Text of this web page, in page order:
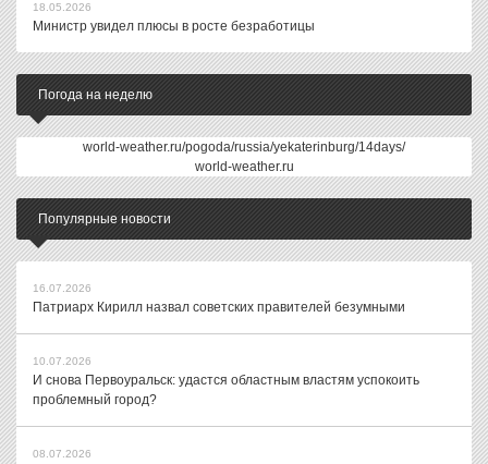
18.05.2026
Министр увидел плюсы в росте безработицы
Погода на неделю
world-weather.ru/pogoda/russia/yekaterinburg/14days/
world-weather.ru
Популярные новости
16.07.2026
Патриарх Кирилл назвал советских правителей безумными
10.07.2026
И снова Первоуральск: удастся областным властям успокоить
проблемный город?
08.07.2026